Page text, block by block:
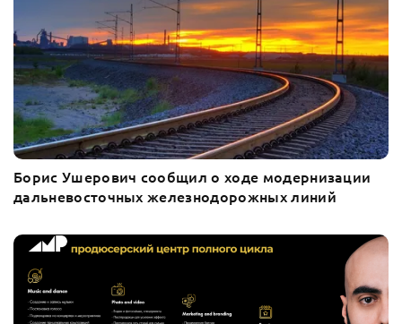
Борис Ушерович сообщил о ходе модернизации
дальневосточных железнодорожных линий